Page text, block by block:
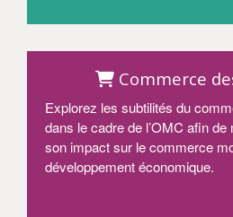
Commerce
Explorez les subtilités du
dans le cadre de l’OMC afin
son impact sur le commerce
développement économique.